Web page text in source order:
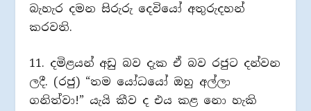
බැහැර දමන සිරුරු දෙවියෝ අතුරුදහන්
කරවති.
11. දමිළයන් අඩු බව දැක ඒ බව රජුට දන්වන
ලදී. (රජු) “තම යෝධයෝ ඔහු අල්ලා
ගනිත්වා!” යැයි කීව ද එය කළ නො හැකි